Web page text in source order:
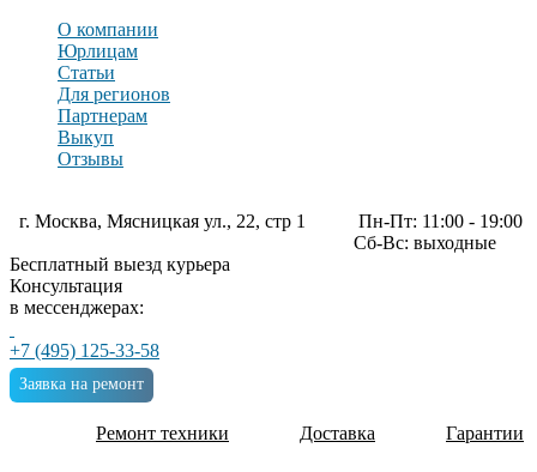
О компании
Юрлицам
Статьи
Для регионов
Партнерам
Выкуп
Отзывы
г. Москва, Мясницкая ул., 22, стр 1
Пн-Пт: 11:00 - 19:00
Сб-Вс: выходные
Бесплатный выезд курьера
Консультация
в мессенджерах:
+7 (495) 125-33-58
Заявка на ремонт
Ремонт техники Доставка Гарантии